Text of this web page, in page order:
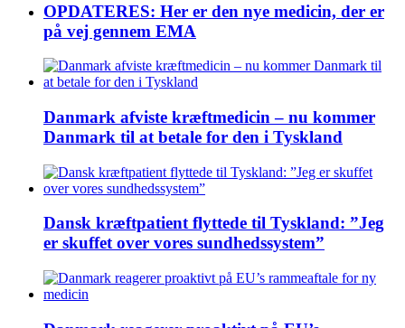
OPDATERES: Her er den nye medicin, der er
på vej gennem EMA
Danmark afviste kræftmedicin – nu kommer
Danmark til at betale for den i Tyskland
Dansk kræftpatient flyttede til Tyskland: ”Jeg
er skuffet over vores sundhedssystem”